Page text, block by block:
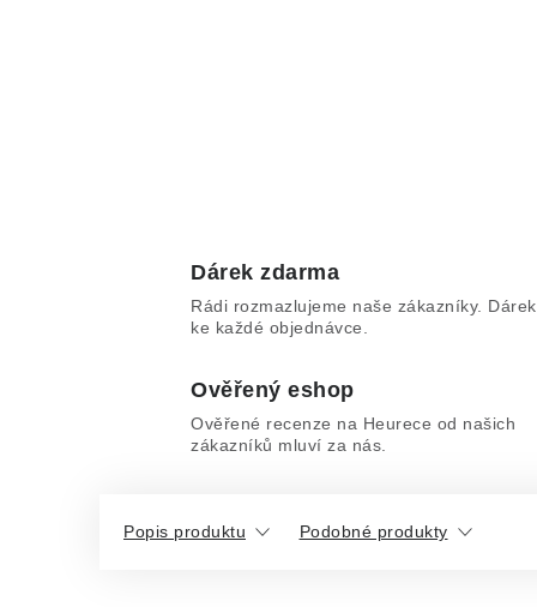
Dárek zdarma
Rádi rozmazlujeme naše zákazníky. Dárek
ke každé objednávce.
Ověřený eshop
Ověřené recenze na Heurece od našich
zákazníků mluví za nás.
Popis produktu Podobné produkty